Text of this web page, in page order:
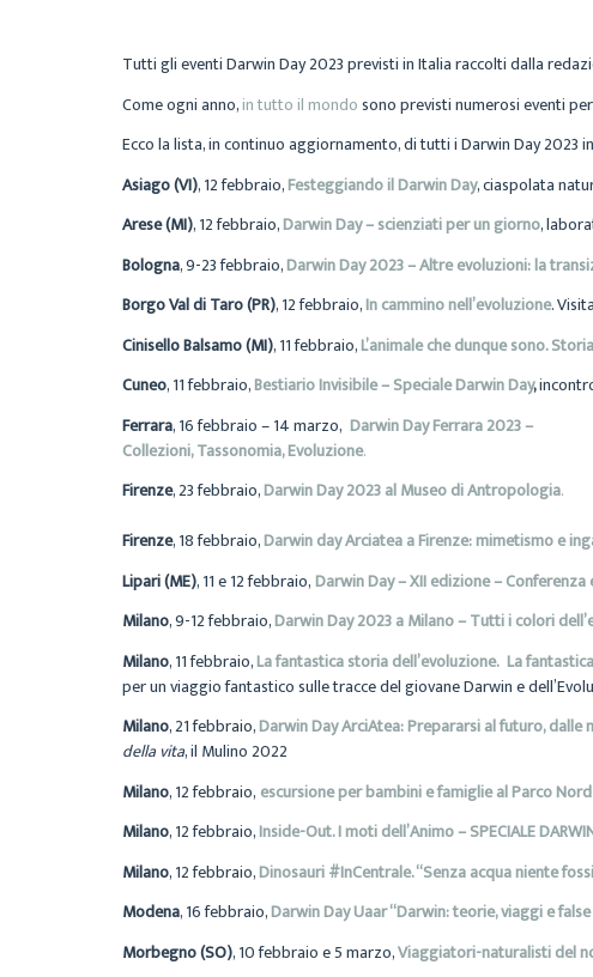
Tutti gli eventi Darwin Day 2023 previsti in Italia raccolti dalla
Come ogni anno,in tutto il mondosono previsti numerosi eventi
Ecco la lista, in continuo aggiornamento, di tutti i Darwin Day 2023
Asiago (VI), 12 febbraio,Festeggiando il Darwin Day, ciaspolata
Arese (MI), 12 febbraio,Darwin Day – scienziati per un giorno,
Bologna, 9-23 febbraio,Darwin Day 2023 – Altre evoluzioni: la
Borgo Val di Taro (PR), 12 febbraio,In cammino nell’evoluzione.
Cinisello Balsamo (MI), 11 febbraio,L’animale che dunque sono.
Cuneo, 11 febbraio,Bestiario Invisibile – Speciale Darwin Day,
Ferrara, 16 febbraio – 14 marzo, Darwin Day Ferrara 2023 –
Collezioni, Tassonomia, Evoluzione.
Firenze, 23 febbraio,Darwin Day 2023 al Museo di Antropologia.
Firenze, 18 febbraio,Darwin day Arciatea a Firenze: mimetismo e
Lipari (ME), 11 e 12 febbraio,Darwin Day – XII edizione – Conferenza
Milano, 9-12 febbraio,Darwin Day 2023 a Milano – Tutti i colori
Milano, 11 febbraio,La fantastica storia dell’evoluzione. La
per un viaggio fantastico sulle tracce del giovane Darwin e
Milano, 21 febbraio,Darwin Day ArciAtea: Prepararsi al futuro,
della vita, il Mulino 2022
Milano, 12 febbraio, escursione per bambini e famiglie al Parco
Milano, 12 febbraio,Inside-Out. I moti dell’Animo – SPECIALE
Milano, 12 febbraio,Dinosauri #InCentrale. “Senza acqua niente
Modena, 16 febbraio,Darwin Day Uaar “Darwin: teorie, viaggi e
Morbegno (SO), 10 febbraio e 5 marzo,Viaggiatori-naturalisti del